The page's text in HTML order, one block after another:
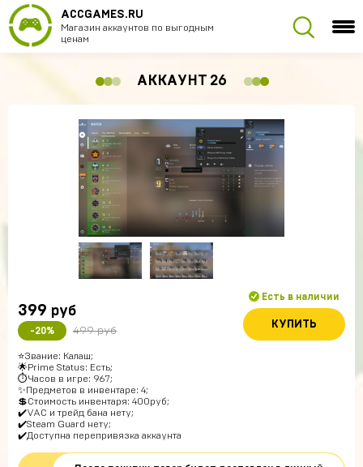
ACCGAMES.RU
Магазин аккаунтов по выгодным
ценам
АККАУНТ 26
399 руб
-20% 499 руб
Есть в наличии
КУПИТЬ
⭐️Звание: Калаш;
🌟Prime Status: Есть;
⏱Часов в игре: 967;
✨Предметов в инвентаре: 4;
💲Стоимость инвентаря: 400руб;
✔️VAC и трейд бана нету;
✔️Steam Guard нету;
✔️Доступна перепривязка аккаунта